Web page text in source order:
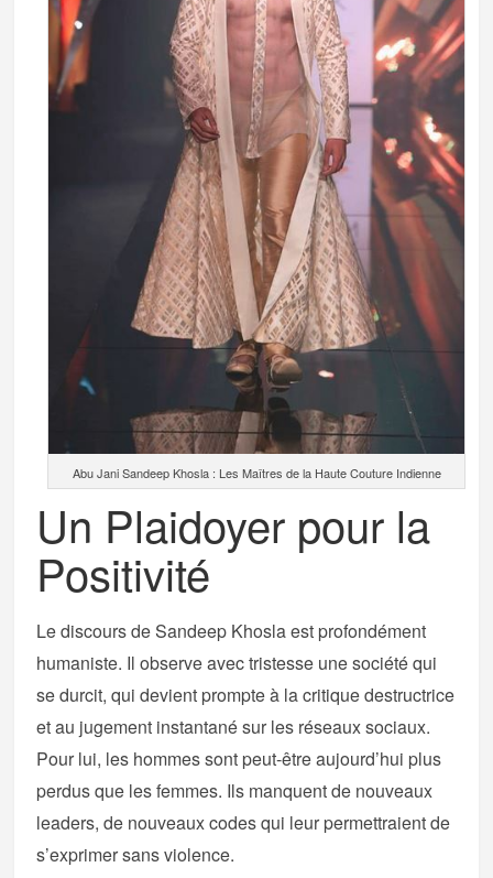
Abu Jani Sandeep Khosla : Les Maîtres de la Haute Couture Indienne
Un Plaidoyer pour la
Positivité
Le discours de Sandeep Khosla est profondément
humaniste. Il observe avec tristesse une société qui
se durcit, qui devient prompte à la critique destructrice
et au jugement instantané sur les réseaux sociaux.
Pour lui, les hommes sont peut-être aujourd’hui plus
perdus que les femmes. Ils manquent de nouveaux
leaders, de nouveaux codes qui leur permettraient de
s’exprimer sans violence.